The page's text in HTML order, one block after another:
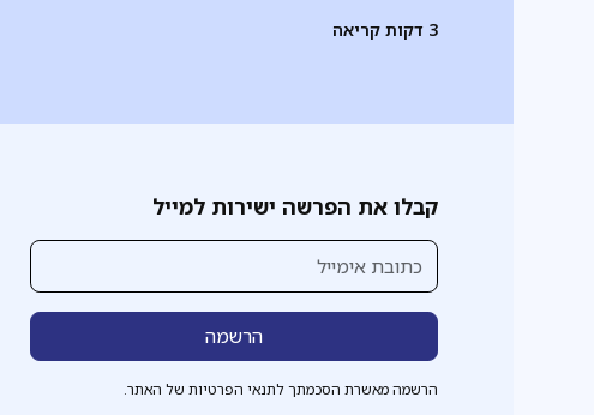
3 דקות קריאה
קבלו את הפרשה ישירות למייל
הרשמה מאשרת הסכמתך לתנאי הפרטיות של האתר.